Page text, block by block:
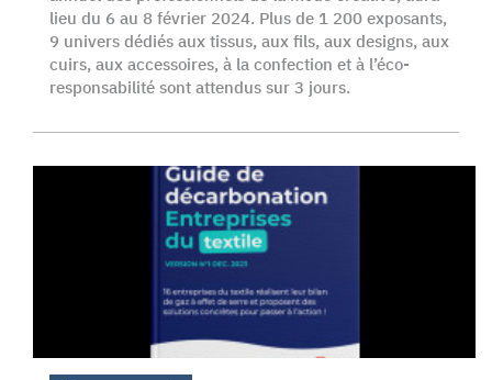
lieu du 6 au 8 février 2024. Plus de 1 200 exposants,
9 univers dédiés aux tissus, aux fils, aux designs, aux
cuirs, aux accessoires, à la confection et à l’éco-
responsabilité sont attendus sur 3 jours.